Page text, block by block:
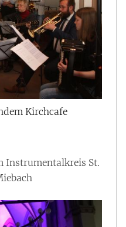
Kirchcafe
Instrumentalkreis St.